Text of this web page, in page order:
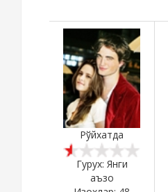
Рўйхатда
Гурух: Янги
аъзо